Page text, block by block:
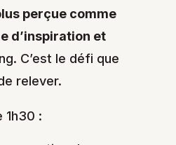
perçue comme
d’inspiration et
C’est le défi que
relever.
: